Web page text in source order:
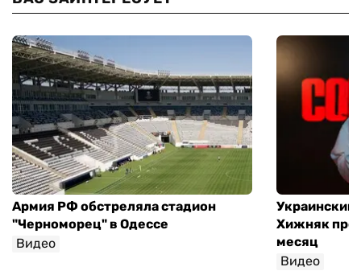
Армия РФ обстреляла стадион
"Черноморец" в Одессе
Видео
Украинский
Хижняк
месяц
Видео